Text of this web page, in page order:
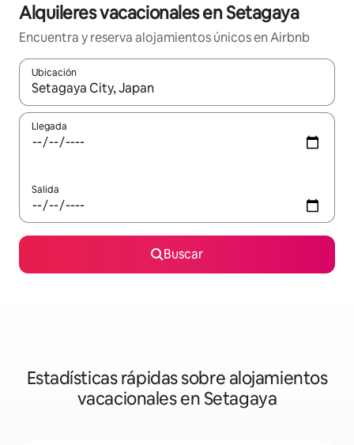
Alquileres vacacionales en Setagaya
Encuentra y reserva alojamientos únicos en Airbnb
Ubicación
Cuando los resultados estén disponibles, navega con las
Llegada
Salida
Buscar
Estadísticas rápidas sobre alojamientos
vacacionales en Setagaya